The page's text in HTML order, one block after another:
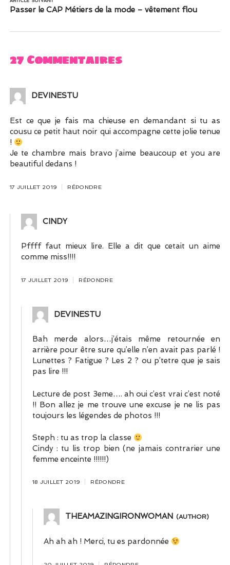
Passer le CAP Métiers de la mode – vêtement flou
27 Commentaires
DEVINESTU
Est ce que je fais ma chieuse en demandant si tu as
cousu ce petit haut noir qui accompagne cette jolie tenue
!
Je te chambre mais bravo j’aime beaucoup et you are
beautiful dedans !
17 JUILLET 2019 RÉPONDRE
CINDY
Pffff faut mieux lire. Elle a dit que cetait un aime
comme miss!!!!
17 JUILLET 2019 RÉPONDRE
DEVINESTU
Bah merde alors…j’étais même retournée en
arrière pour être sure qu’elle n’en avait pas parlé !
Lunettes ? Fatigue ? Les 2 ? ou p’tetre que je sais
pas lire !!!
Lecture de post 3eme…. ah oui c’est vrai c’est noté
!! Bon allez je me trouve une excuse je ne lis pas
toujours les légendes de photos !!!
Steph : tu as trop la classe
Cindy : tu lis trop bien (ne jamais contrarier une
femme enceinte !!!!!!)
18 JUILLET 2019 RÉPONDRE
THEAMAZINGIRONWOMAN
Ah ah ah ! Merci, tu es pardonnée